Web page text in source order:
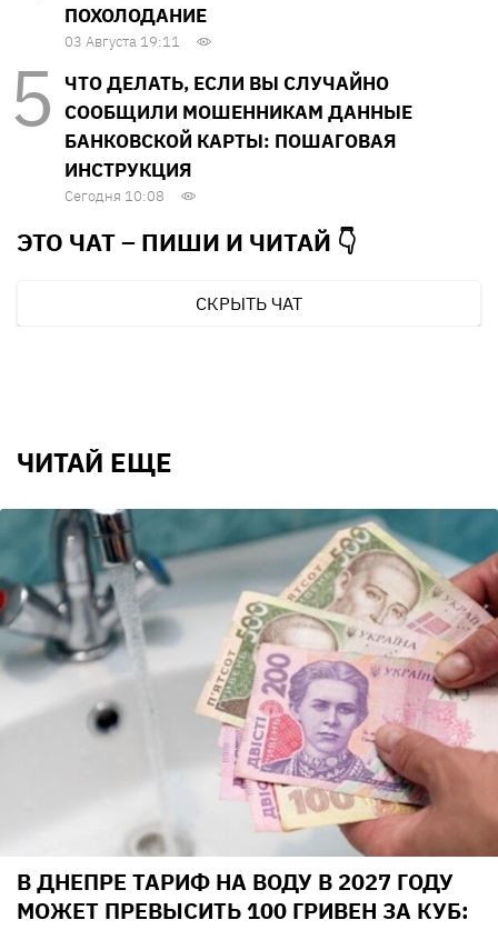
ПОХОЛОДАНИЕ
03 Августа 19:11
ЧТО ДЕЛАТЬ, ЕСЛИ ВЫ СЛУЧАЙНО
СООБЩИЛИ МОШЕННИКАМ ДАННЫЕ
БАНКОВСКОЙ КАРТЫ: ПОШАГОВАЯ
ИНСТРУКЦИЯ
Сегодня 10:08
ЭТО ЧАТ – ПИШИ И ЧИТАЙ 👇
СКРЫТЬ ЧАТ
ЧИТАЙ ЕЩЕ
В ДНЕПРЕ ТАРИФ НА ВОДУ В 2027 ГОДУ
МОЖЕТ ПРЕВЫСИТЬ 100 ГРИВЕН ЗА КУБ: